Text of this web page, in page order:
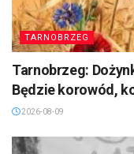
TARNOBRZEG
Tarnobrzeg:
Będzie korowód,
2026-08-09